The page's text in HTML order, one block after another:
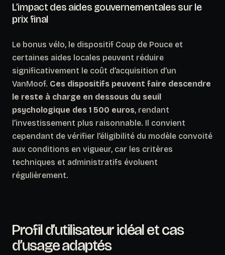
L’impact des aides gouvernementales sur le
prix final
Le bonus vélo, le dispositif Coup de Pouce et
certaines aides locales peuvent réduire
significativement le coût d’acquisition d’un
VanMoof. Ces dispositifs peuvent faire descendre
le reste à charge en dessous du seuil
psychologique des 1 500 euros, rendant
l’investissement plus raisonnable. Il convient
cependant de vérifier l’éligibilité du modèle convoité
aux conditions en vigueur, car les critères
techniques et administratifs évoluent
régulièrement.
Profil d’utilisateur idéal et cas
d’usage adaptés